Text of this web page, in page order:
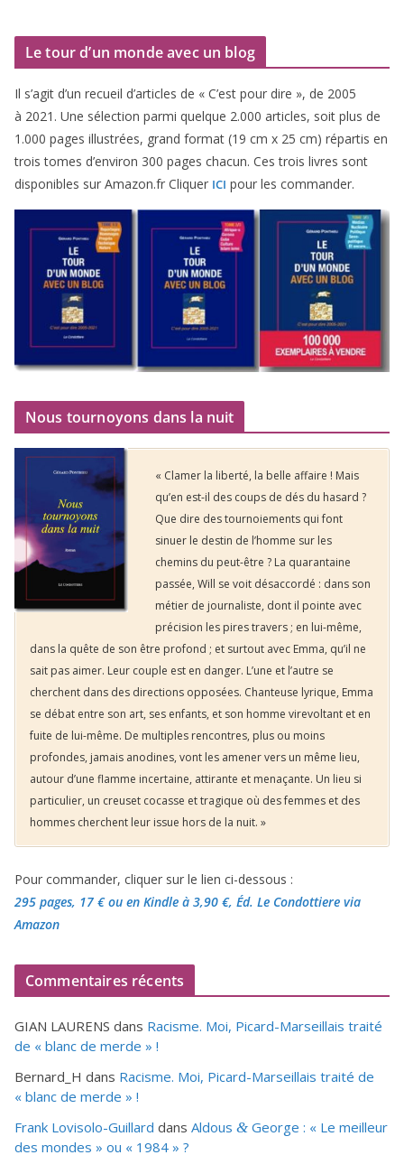
Le tour d’un monde avec un blog
Il s’agit d’un recueil d’ar­ticles de « C’est pour dire », de 2005
à 2021 . Une sélec­tion par­mi quelque 2.000 articles, soit plus de
1 .000 pages illus­trées, grand for­mat (19 cm x 25 cm) répar­tis en
trois tomes d’environ 300 pages cha­cun. Ces trois livres sont
dis­po­nibles sur Amazon​.fr Cliquer ICI pour les commander.
Nous tournoyons dans la nuit
« Clamer la liberté, la belle affaire ! Mais
qu’en est-il des coups de dés du hasard ?
Que dire des tournoiements qui font
sinuer le destin de l’homme sur les
chemins du peut-être ? La quarantaine
passée, Will se voit désaccordé : dans son
métier de journaliste, dont il pointe avec
précision les pires travers ; en lui-même,
dans la quête de son être profond ; et surtout avec Emma, qu’il ne
sait pas aimer. Leur couple est en danger. L’une et l’autre se
cherchent dans des directions opposées. Chanteuse lyrique, Emma
se débat entre son art, ses enfants, et son homme virevoltant et en
fuite de lui-même. De multiples rencontres, plus ou moins
profondes, jamais anodines, vont les amener vers un même lieu,
autour d’une flamme incertaine, attirante et menaçante. Un lieu si
particulier, un creuset cocasse et tragique où des femmes et des
hommes cherchent leur issue hors de la nuit. »
Pour commander, cliquer sur le lien ci-dessous :
295 pages, 17 €ou en Kindle à 3,90 €, Éd. Le Condottiere via
Amazon
Commentaires récents
GIAN LAURENS dans Racisme. Moi, Picard-Marseillais traité
de « blanc de merde » !
Bernard_H dans Racisme. Moi, Picard-Marseillais traité de
« blanc de merde » !
Frank Lovisolo-Guillard dans Aldous & George : « Le meilleur
des mondes » ou « 1984 » ?